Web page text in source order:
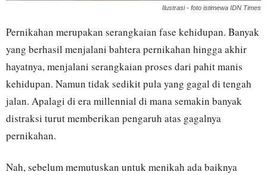
Ilustrasi - foto istimewa IDN Times
Pernikahan merupakan serangkaian fase kehidupan. Banyak
yang berhasil menjalani bahtera pernikahan hingga akhir
hayatnya, menjalani serangkaian proses dari pahit manis
kehidupan. Namun tidak sedikit pula yang gagal di tengah
jalan. Apalagi di era millennial di mana semakin banyak
distraksi turut memberikan pengaruh atas gagalnya
pernikahan.
Nah, sebelum memutuskan untuk menikah ada baiknya